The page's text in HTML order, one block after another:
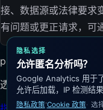
接、数据源或法律要求
有问题或更正请求，可
ping123.app
透明 IP 检查，泄漏测
隐私选择
允许匿名分析吗？
Google Analytics 用于
允许后加载，IP 检测结
隐私政策·Cookie 政策 选